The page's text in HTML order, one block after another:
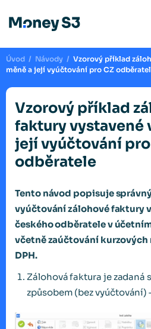
Úvod / Návody / Vzorový příklad
měně a její vyúčtování pro CZ
Vzorový příklad
faktury vystavené
její vyúčtování pro
odběratele
Tento návod popisuje
vyúčtování zálohové faktury
českého odběratele v
včetně zaúčtování
DPH.
Zálohová faktura je zadaná
způsobem (bez vyúčtování)